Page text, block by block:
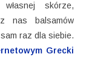
skórze,
nas balsamów
raz dla siebie.
Grecki